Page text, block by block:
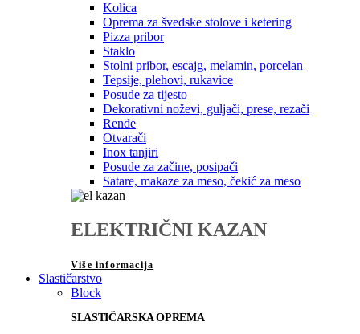
Kolica
Oprema za švedske stolove i ketering
Pizza pribor
Staklo
Stolni pribor, escajg, melamin, porcelan
Tepsije, plehovi, rukavice
Posude za tijesto
Dekorativni noževi, guljači, prese, rezači
Rende
Otvarači
Inox tanjiri
Posude za začine, posipači
Satare, makaze za meso, čekić za meso
ELEKTRIČNI KAZAN
Više informacija
Slastičarstvo
Block
SLASTIČARSKA OPREMA